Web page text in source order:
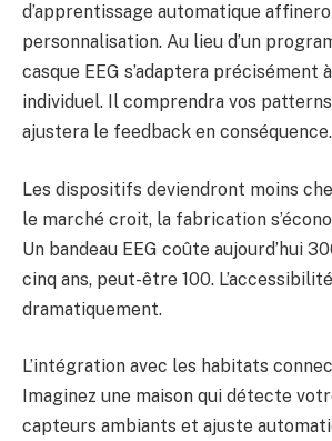
d’apprentissage automatique
personnalisation. Au lieu d’un
casque EEG s’adaptera précisément
individuel. Il comprendra vos
ajustera le feedback en conséquence.
Les dispositifs deviendront moins
le marché croit, la fabrication
Un bandeau EEG coûte aujourd’hui
cinq ans, peut-être 100.
dramatiquement.
L’intégration avec les habitats
Imaginez une maison qui détecte
capteurs ambiants et ajuste